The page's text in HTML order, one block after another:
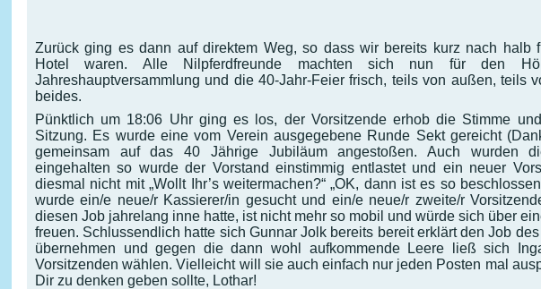
Zurück ging es dann auf direktem Weg, so dass wir bereits kurz nach halb
Hotel waren. Alle Nilpferdfreunde machten sich nun für den
Jahreshauptversammlung und die 40-Jahr-Feier frisch, teils von außen, teils
beides.
Pünktlich um 18:06 Uhr ging es los, der Vorsitzende erhob die Stimme
Sitzung. Es wurde eine vom Verein ausgegebene Runde Sekt gereicht
gemeinsam auf das 40 Jährige Jubiläum angestoßen. Auch wurden
eingehalten so wurde der Vorstand einstimmig entlastet und ein neuer
diesmal nicht mit „Wollt Ihr’s weitermachen?“ „OK, dann ist es so
wurde ein/e neue/r Kassierer/in gesucht und ein/e neue/r zweite/r
diesen Job jahrelang inne hatte, ist nicht mehr so mobil und würde sich über
freuen. Schlussendlich hatte sich Gunnar Jolk bereits bereit erklärt den Job
übernehmen und gegen die dann wohl aufkommende Leere ließ sich
Vorsitzenden wählen. Vielleicht will sie auch einfach nur jeden Posten mal
Dir zu denken geben sollte, Lothar!